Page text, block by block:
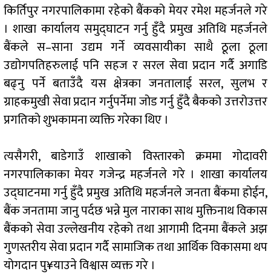
किर्तिपुर नगरपालिकामा रहेको बैंकको मेयर रमेश महर्जनले गरे
। शाखा कार्यालय समुद्घाटन गर्नु हुँदै प्रमुख अतिथि महर्जनले
बैंकले स–साना उद्यम गर्ने व्यवसायीका साथै ठूला ठूला
उद्योगपतिहरुलाई पनि सहज र सरल सेवा प्रदान गर्दै अगाडि
बढ्नु पर्ने बताउँदै यस क्षेत्रका जनतालाई सरल, सुलभ र
ग्राहकमुखी सेवा प्रदान गर्नुपर्नेमा जोड गर्नु हुँदै बैकको उत्तरोउत्तर
प्रगतिको शुभकामना व्यक्ति गरेका थिए ।
त्यसैगरी, बाडेगाउँ शाखाको विस्तारको क्रममा गोदावरी
नगरपालिकाका मेयर गजेन्द्र महर्जनले गरे । शाखा कार्यालय
उद्घाटनमा गर्नु हुँदै प्रमुख अतिथि महर्जनले जनता बैंकमा होईन,
बैंक जनतामा जानु पर्दछ भन्ने मुल नाराका साथ मुक्तिनाथ विकास
बैंकको सेवा उल्लेखनीय रहेको तथा आगामी दिनमा बैंकले अझ
गुणस्तरीय सेवा प्रदान गर्दै सामाजिक तथा आर्थिक विकासमा थप
योगदान पु¥याउने विश्वास व्यक्त गरे ।